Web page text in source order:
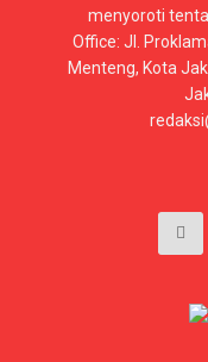
menyoroti
Office: Jl.
Menteng, Kota